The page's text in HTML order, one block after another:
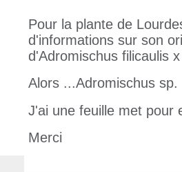
Pour la plante de
d'informations sur son
d'Adromischus filicaulis
Alors ...Adromischus sp.
J'ai une feuille met pour
Merci